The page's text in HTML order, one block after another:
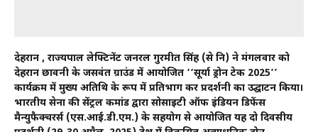
देहरादून , राज्यपाल लेफ्टिनेंट जनरल गुरमीत सिंह (से नि) ने मंगलवार को
देहरादून छावनी के जसवंत ग्राउंड में आयोजित ‘‘सूर्या ड्रोन टेक 2025’’
कार्यक्रम में मुख्य अतिथि के रूप में प्रतिभाग कर प्रदर्शनी का उद्घाटन किया।
भारतीय सेना की सेंट्रल कमांड द्वारा सोसाइटी ऑफ इंडियन डिफेंस
मैन्युफैक्चरर्स (एस.आई.डी.एम.) के सहयोग से आयोजित यह दो दिवसीय